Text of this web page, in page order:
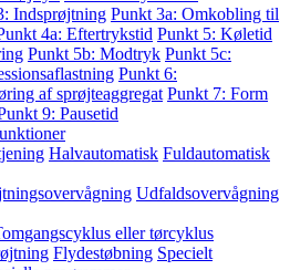
Indsprøjtning Punkt 3a: Omkobling til
4a: Eftertrykstid Punkt 5: Køletid
Punkt 5b: Modtryk Punkt 5c:
Punkt 6:
af sprøjteaggregat Punkt 7: Form
9: Pausetid
Halvautomatisk Fuldautomatisk
Udfaldsovervågning
eller tørcyklus
Flydestøbning Specielt